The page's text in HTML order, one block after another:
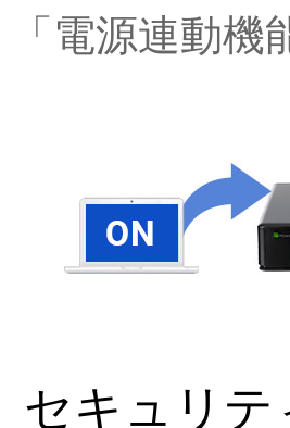
「電源連動
セキュリ